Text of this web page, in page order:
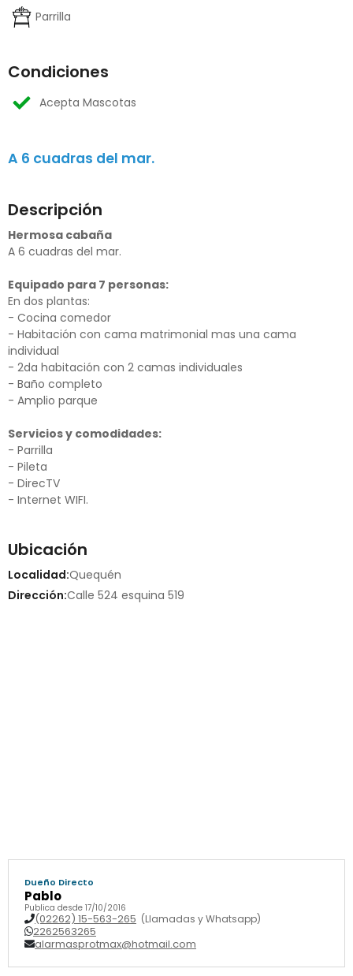
Parrilla
Condiciones
Acepta Mascotas
A 6 cuadras del mar.
Descripción
Hermosa cabaña
A 6 cuadras del mar.
Equipado para 7 personas:
En dos plantas:
- Cocina comedor
- Habitación con cama matrimonial mas una cama
individual
- 2da habitación con 2 camas individuales
- Baño completo
- Amplio parque
Servicios y comodidades:
- Parrilla
- Pileta
- DirecTV
- Internet WIFI.
Ubicación
Localidad:Quequén
Dirección:Calle 524 esquina 519
Dueño Directo
Pablo
Publica desde 17/10/2016
(02262) 15-563-265 (Llamadas y Whatsapp)
2262563265
alarmasprotmax@hotmail.com